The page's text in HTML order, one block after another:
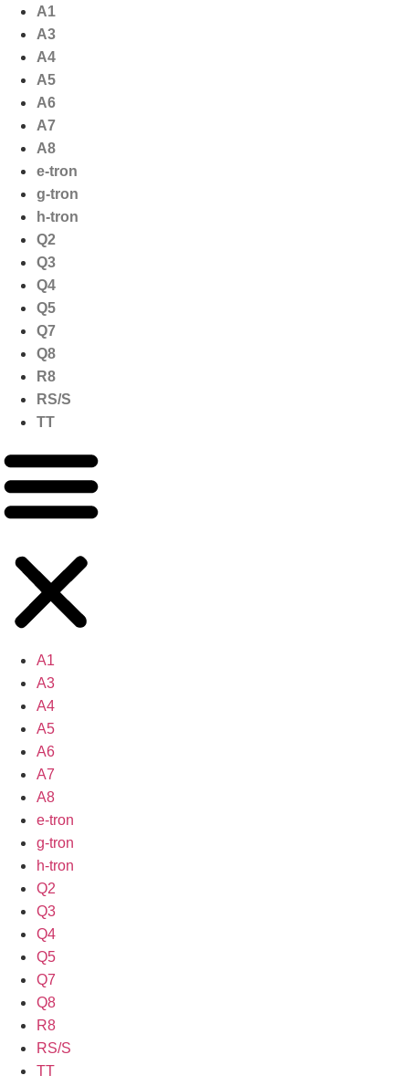
naar
inhoud
A1
A3
A4
A5
A6
A7
A8
e-tron
g-tron
h-tron
Q2
Q3
Q4
Q5
Q7
Q8
R8
RS/S
TT
A1
A3
A4
A5
A6
A7
A8
e-tron
g-tron
h-tron
Q2
Q3
Q4
Q5
Q7
Q8
R8
RS/S
TT